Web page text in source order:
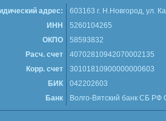
адрес:
603163 г. Н.Новгород, ул.
ИНН
5260104265
ОКПО
58593832
Расч. счет
40702810942070002135
Корр. счет
30101810900000000603
БИК
042202603
Банк
Волго-Вятский банк СБ